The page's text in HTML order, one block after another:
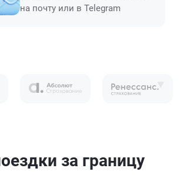
на почту или в Telegram
за границу